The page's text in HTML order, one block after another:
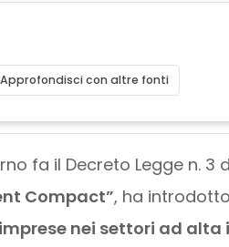
Approfondisci con altre fonti
fa il Decreto Legge n. 3
Compact”, ha
nei settori ad alta